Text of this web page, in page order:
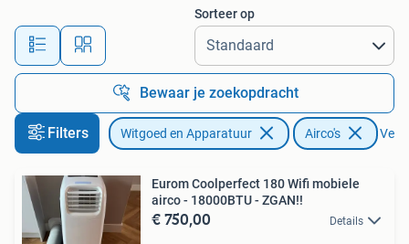
Alle afstanden…
Sorteer op
Bewaar je zoekopdracht
Filters Witgoed en Apparatuur Airco's
Eurom Coolperfect 180 Wifi mobiele
airco - 18000BTU - ZGAN!!
€ 750,00 Details